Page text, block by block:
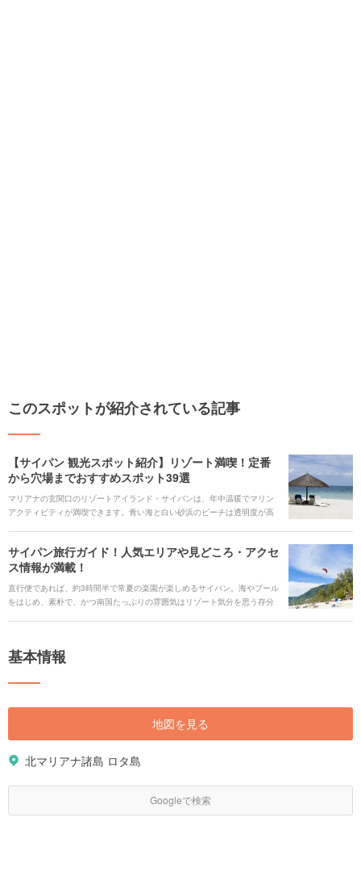
このスポットが紹介されている記事
【サイパン 観光スポット紹介】リゾート満喫！定番
から穴場までおすすめスポット39選
マリアナの玄関口のリゾートアイランド・サイパンは、年中温暖でマリン
アクティビティが満喫できます。青い海と白い砂浜のビーチは透明度が高
リフレッシュしてみませんか。サイパンで押さえておきたい定番から穴場
スポット、定番お土産までご紹介します。
サイパン旅行ガイド！人気エリアや見どころ・アクセ
ス情報が満載！
直行便であれば、約3時間半で常夏の楽園が楽しめるサイパン。海やプール
をはじめ、素朴で、かつ南国たっぷりの雰囲気はリゾート気分を思う存分
ゆったりのんびり過ごせます。サイパンが初めての人も、リピーターに
す！
基本情報
地図を見る
北マリアナ諸島 ロタ島
Googleで検索